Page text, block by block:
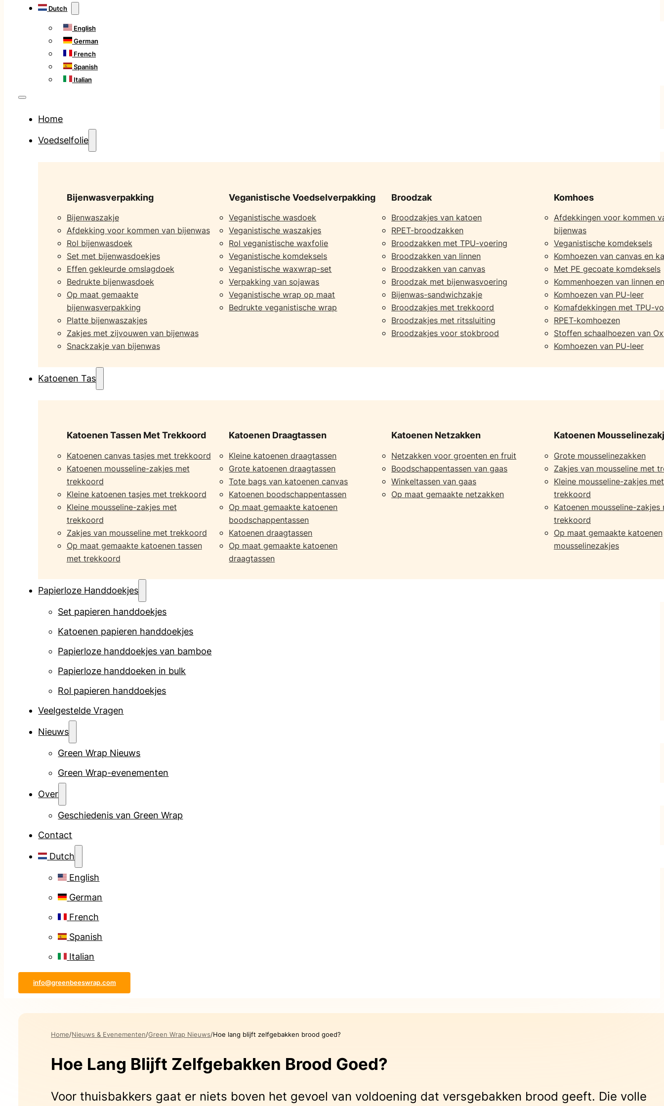
Dutch
English
German
French
Spanish
Italian
Home
Voedselfolie
Bijenwasverpakking
Bijenwaszakje
Afdekking voor kommen van bijenwas
Rol bijenwasdoek
Set met bijenwasdoekjes
Effen gekleurde omslagdoek
Bedrukte bijenwasdoek
Op maat gemaakte
bijenwasverpakking
Platte bijenwaszakjes
Zakjes met zijvouwen van bijenwas
Snackzakje van bijenwas
Veganistische Voedselverpakking
Veganistische wasdoek
Veganistische waszakjes
Rol veganistische waxfolie
Veganistische komdeksels
Veganistische waxwrap-set
Verpakking van sojawas
Veganistische wrap op maat
Bedrukte veganistische wrap
Broodzak
Broodzakjes van katoen
RPET-broodzakken
Broodzakken met TPU-voering
Broodzakken van linnen
Broodzakken van canvas
Broodzak met bijenwasvoering
Bijenwas-sandwichzakje
Broodzakjes met trekkoord
Broodzakjes met ritssluiting
Broodzakjes voor stokbrood
Komhoes
Afdekkingen voor kommen
bijenwas
Veganistische komdeksels
Komhoezen van canvas en
Met PE gecoate komdeksels
Kommenhoezen van linnen
Komhoezen van PU-leer
Komafdekkingen met TPU-
RPET-komhoezen
Stoffen schaalhoezen van
Komhoezen van PU-leer
Katoenen Tas
Katoenen Tassen Met Trekkoord
Katoenen canvas tasjes met trekkoord
Katoenen mousseline-zakjes met
trekkoord
Kleine katoenen tasjes met trekkoord
Kleine mousseline-zakjes met
trekkoord
Zakjes van mousseline met trekkoord
Op maat gemaakte katoenen tassen
met trekkoord
Katoenen Draagtassen
Kleine katoenen draagtassen
Grote katoenen draagtassen
Tote bags van katoenen canvas
Katoenen boodschappentassen
Op maat gemaakte katoenen
boodschappentassen
Katoenen draagtassen
Op maat gemaakte katoenen
draagtassen
Katoenen Netzakken
Netzakken voor groenten en fruit
Boodschappentassen van gaas
Winkeltassen van gaas
Op maat gemaakte netzakken
Katoenen
Grote mousselinezakken
Zakjes van mousseline met
Kleine mousseline-zakjes met
trekkoord
Katoenen mousseline-zakjes
trekkoord
Op maat gemaakte katoenen
mousselinezakjes
Papierloze Handdoekjes
Set papieren handdoekjes
Katoenen papieren handdoekjes
Papierloze handdoekjes van bamboe
Papierloze handdoeken in bulk
Rol papieren handdoekjes
Veelgestelde Vragen
Nieuws
Green Wrap Nieuws
Green Wrap-evenementen
Over
Geschiedenis van Green Wrap
Contact
Dutch
English
German
French
Spanish
Italian
info@greenbeeswrap.com
Home Nieuws & Evenementen Green Wrap Nieuws Hoe lang blijft zelfgebakken brood goed?
Hoe Lang Blijft Zelfgebakken Brood Goed?
Voor thuisbakkers gaat er niets boven het gevoel van voldoening dat versgebakken brood geeft. Die volle